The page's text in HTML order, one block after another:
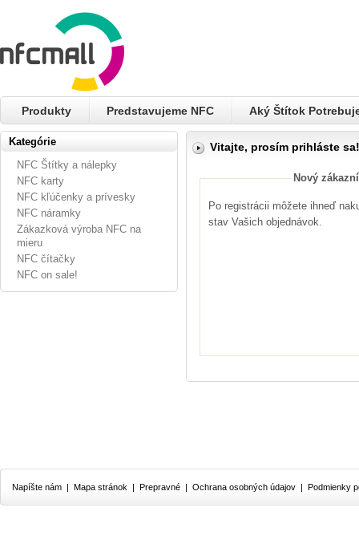
Produkty Predstavujeme NFC Aký Štítok
Kategórie
NFC Štítky a nálepky
NFC karty
NFC kľúčenky a prívesky
NFC náramky
Zákazková výroba NFC na
mieru
NFC čítačky
NFC on sale!
Vitajte, prosím prihláste sa!
Nový
Po registrácii môžete ihneď
stav Vašich objednávok.
Napíšte nám | Mapa stránok | Prepravné | Ochrana osobných údajov | Podmienky